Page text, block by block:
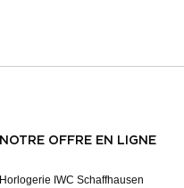
NOTRE OFFRE EN LIGNE
Horlogerie IWC Schaffhausen